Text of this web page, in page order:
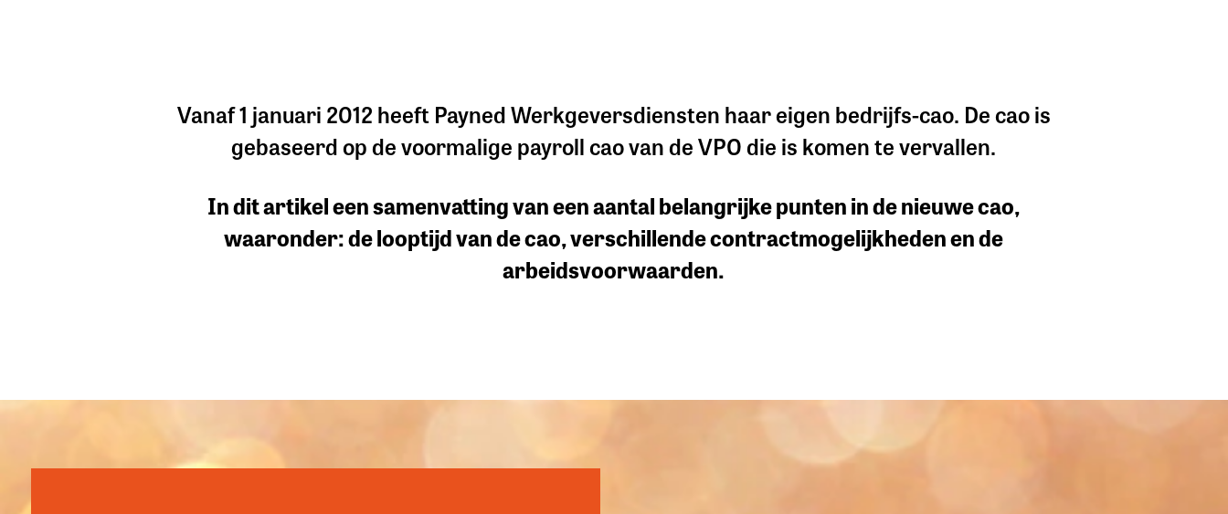
Vanaf 1 januari 2012 heeft Payned Werkgeversdiensten haar eigen bedrijfs-cao. De cao is
gebaseerd op de voormalige payroll cao van de VPO die is komen te vervallen.
In dit artikel een samenvatting van een aantal belangrijke punten in de nieuwe cao,
waaronder: de looptijd van de cao, verschillende contractmogelijkheden en de
arbeidsvoorwaarden.